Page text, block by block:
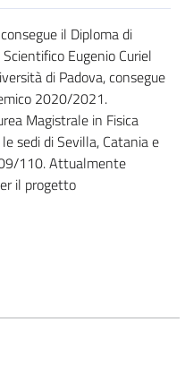
il Diploma di
Eugenio Curiel
di Padova, consegue
2020/2021.
Magistrale in Fisica
sedi di Sevilla, Catania e
110. Attualmente
il progetto